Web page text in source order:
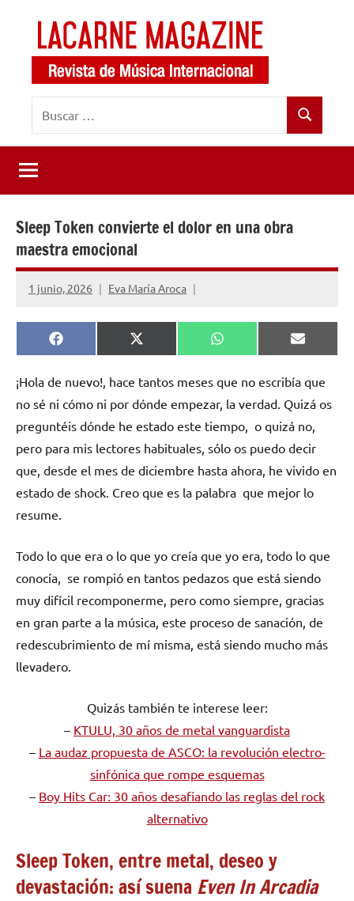
contenido
LaCarne
Magazine
de
música
internacional
Buscar
Sleep Token convierte el dolor en una obra
maestra emocional
1 junio, 2026 Eva María Aroca
Compartir
en
Facebook
Compartir
en
X
(Twitter)
Compartir
en
WhatsApp
en
Email
¡Hola de nuevo!, hace tantos meses que no escribía que
no sé ni cómo ni por dónde empezar, la verdad. Quizá os
preguntéis dónde he estado este tiempo, o quizá no,
pero para mis lectores habituales, sólo os puedo decir
que, desde el mes de diciembre hasta ahora, he vivido en
estado de shock. Creo que es la palabra que mejor lo
resume.
Todo lo que era o lo que yo creía que yo era, todo lo que
conocía, se rompió en tantos pedazos que está siendo
muy difícil recomponerme, pero como siempre, gracias
en gran parte a la música, este proceso de sanación, de
redescubrimiento de mí misma, está siendo mucho más
llevadero.
Quizás también te interese leer:
– KTULU, 30 años de metal vanguardista
– La audaz propuesta de ASCO: la revolución electro-
sinfónica que rompe esquemas
– Boy Hits Car: 30 años desafiando las reglas del rock
alternativo
Sleep Token, entre metal, deseo y
devastación: así suena Even In Arcadia